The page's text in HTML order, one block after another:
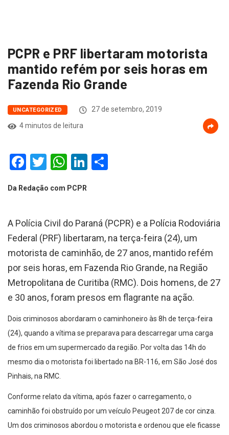
PCPR e PRF libertaram motorista
mantido refém por seis horas em
Fazenda Rio Grande
UNCATEGORIZED
27 de setembro, 2019
4 minutos de leitura
Facebook
Twitter
WhatsApp
LinkedIn
Da Redação com PCPR
A Polícia Civil do Paraná (PCPR) e a Polícia Rodoviária
Federal (PRF) libertaram, na terça-feira (24), um
motorista de caminhão, de 27 anos, mantido refém
por seis horas, em Fazenda Rio Grande, na Região
Metropolitana de Curitiba (RMC). Dois homens, de 27
e 30 anos, foram presos em flagrante na ação.
Dois criminosos abordaram o caminhoneiro às 8h de terça-feira
(24), quando a vítima se preparava para descarregar uma carga
de frios em um supermercado da região. Por volta das 14h do
mesmo dia o motorista foi libertado na BR-116, em São José dos
Pinhais, na RMC.
Conforme relato da vítima, após fazer o carregamento, o
caminhão foi obstruído por um veículo Peugeot 207 de cor cinza.
Um dos criminosos abordou o motorista e ordenou que ele ficasse